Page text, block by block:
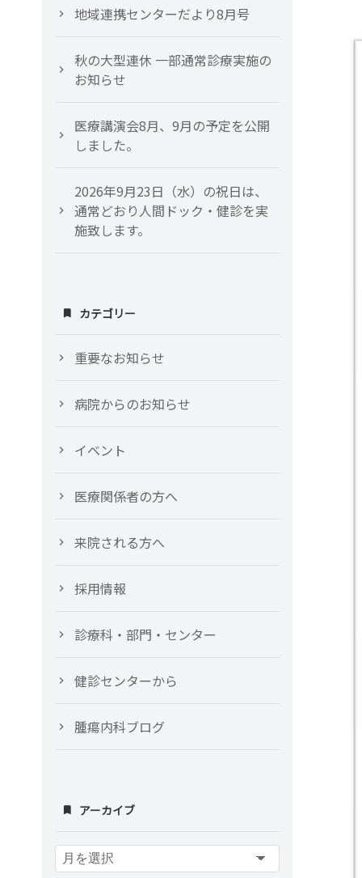
地域連携センターだより8月号
秋の大型連休 一部通常診療実施の
お知らせ
医療講演会8月、9月の予定を公開
しました。
2026年9月23日（水）の祝日は、
通常どおり人間ドック・健診を実
施致します。
カテゴリー
重要なお知らせ
病院からのお知らせ
イベント
医療関係者の方へ
来院される方へ
採用情報
診療科・部門・センター
健診センターから
腫瘍内科ブログ
アーカイブ
ー